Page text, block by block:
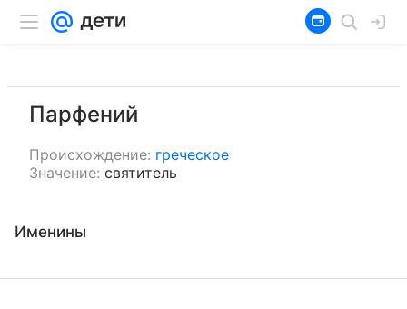
Парфений
Происхождение: греческое
Значение: святитель
Именины